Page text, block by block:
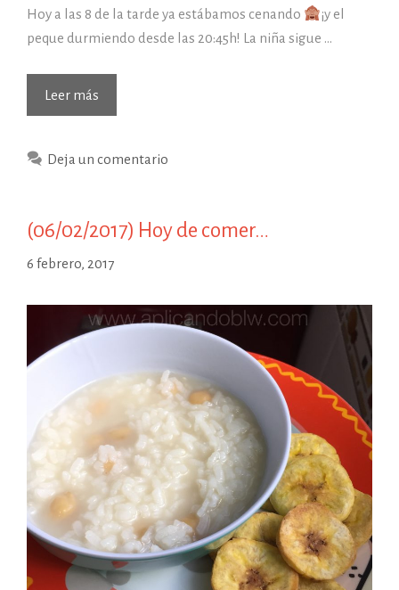
Hoy a las 8 de la tarde ya estábamos cenando
¡y el
peque durmiendo desde las 20:45h! La niña sigue …
Leer más
Hoy
cenar…
Deja un comentario
(06/02/2017) Hoy de comer…
6 febrero, 2017